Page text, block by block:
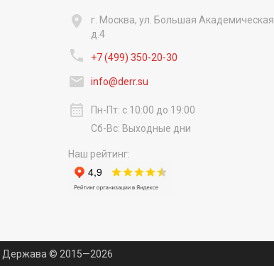

г. Москва, ул. Большая Академическая
д.4
 +7 (499) 350-20-30
 info@derr.su
calendar_month
Пн-Пт: с 10:00 до 19:00
Сб-Вс: Выходные дни
Наш рейтинг:
Держава © 2015—2026